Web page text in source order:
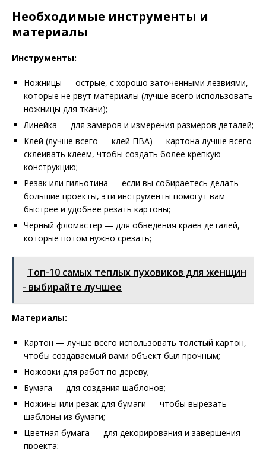
Необходимые инструменты и
материалы
Инструменты:
Ножницы — острые, с хорошо заточенными лезвиями,
которые не рвут материалы (лучше всего использовать
ножницы для ткани);
Линейка — для замеров и измерения размеров деталей;
Клей (лучше всего — клей ПВА) — картона лучше всего
склеивать клеем, чтобы создать более крепкую
конструкцию;
Резак или гильотина — если вы собираетесь делать
большие проекты, эти инструменты помогут вам
быстрее и удобнее резать картоны;
Черный фломастер — для обведения краев деталей,
которые потом нужно срезать;
Топ-10 самых теплых пуховиков для женщин
- выбирайте лучшее
Материалы:
Картон — лучше всего использовать толстый картон,
чтобы создаваемый вами объект был прочным;
Ножовки для работ по дереву;
Бумага — для создания шаблонов;
Ножины или резак для бумаги — чтобы вырезать
шаблоны из бумаги;
Цветная бумага — для декорирования и завершения
проекта;